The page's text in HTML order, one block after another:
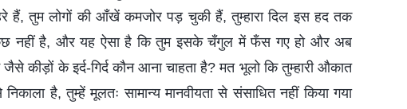
हैं, तुम लोगों की आँखें कमजोर पड़ चुकी हैं, तुम्हारा दिल इस हद तक
कुछ नहीं है, और यह ऐसा है कि तुम इसके चँगुल में फँस गए हो और अब
के इर्द-गिर्द कौन आना चाहता है? मत भूलो कि तुम्हारी औकात
है, तुम्हें मूलतः सामान्य मानवीयता से संसाधित नहीं किया गया